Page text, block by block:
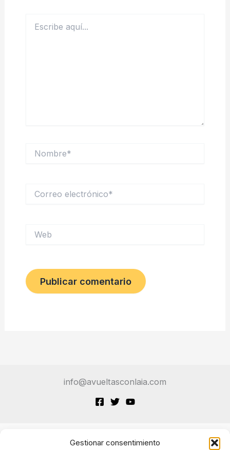
Gestionar consentimiento
aquí...
electrónico*
info@avueltasconlaia.com